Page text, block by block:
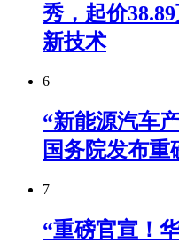
秀，起价
新技术
6
“新能源汽车
国务院发布重
7
“重磅官宣！